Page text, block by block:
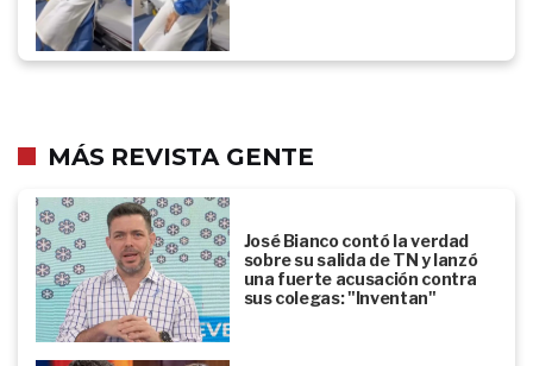
MÁS REVISTA GENTE
José Bianco contó la verdad
sobre su salida de TN y lanzó
una fuerte acusación contra
sus colegas: "Inventan"